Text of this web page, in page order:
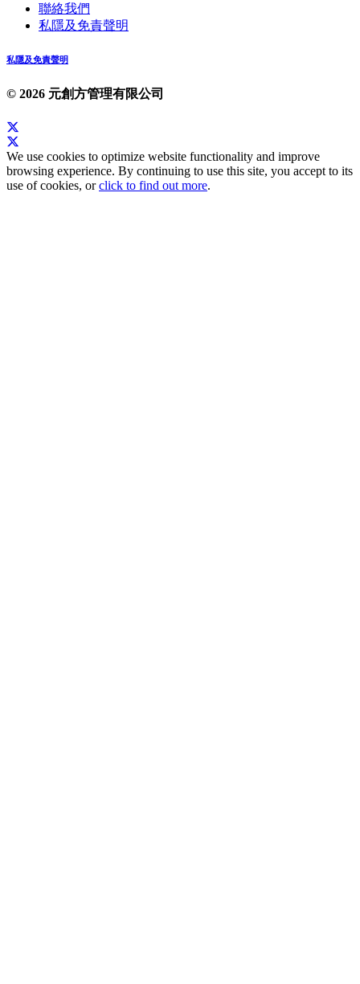
聯絡我們
私隱及免責聲明
私隱及免責聲明
© 2026 元創方管理有限公司
We use cookies to optimize website functionality and improve
browsing experience. By continuing to use this site, you accept to its
use of cookies, orclick to find out more.